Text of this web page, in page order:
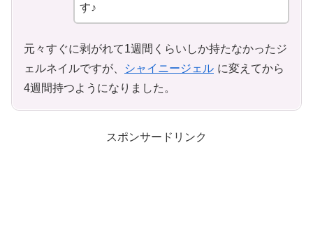
す♪
元々すぐに剥がれて1週間くらいしか持たなかったジ
ェルネイルですが、
シャイニージェル に変えてから
4週間持つようになりました。
スポンサードリンク